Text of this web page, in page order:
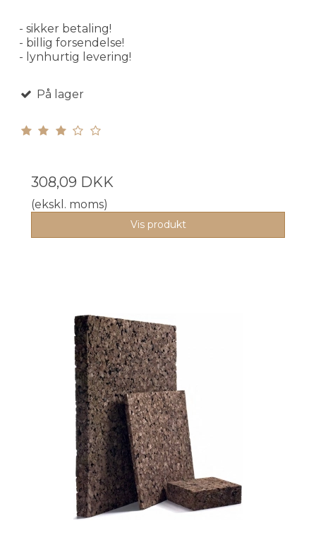
- sikker betaling!
- billig forsendelse!
- lynhurtig levering!
På lager
308,09 DKK
(ekskl. moms)
Vis produkt